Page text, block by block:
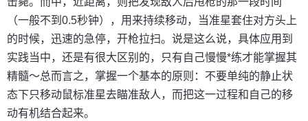
（一般不到0.5秒钟），用来持续移动，当准星套住对方头上
的时候，迅速的急停，开枪拉扫。说是这么说，具体应用到
实践当中，还是有很大区别的，只有自己慢慢*练才能掌握其
精髓～总而言之，掌握一个基本的原则：不要单纯的静止状
态下只移动鼠标准星去瞄准敌人，而把这一过程和自己的移
动有机结合起来。